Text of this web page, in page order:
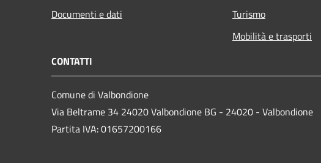
Documenti e dati
Turismo
Mobilità e trasporti
CONTATTI
Comune di Valbondione
Via Beltrame 34 24020 Valbondione BG - 24020 - Valbondione
Partita IVA: 01657200166